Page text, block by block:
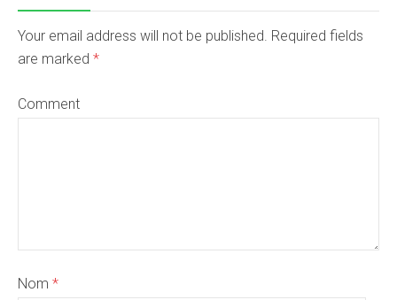
Your email address will not be published. Required fields
are marked *
Comment
Nom *